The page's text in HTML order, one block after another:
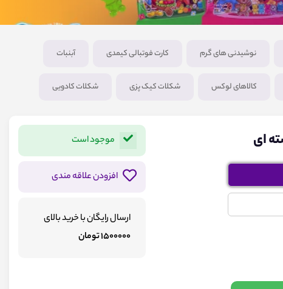
نوشیدنی های گرم کارت فوتبالی کیمدی آبنبات
کالاهای لوکس شکلات کیک پزی شکلات کادویی
موجود است
افزودن علاقه مندی
ارسال رایگان با خرید بالای
1500000 تومان